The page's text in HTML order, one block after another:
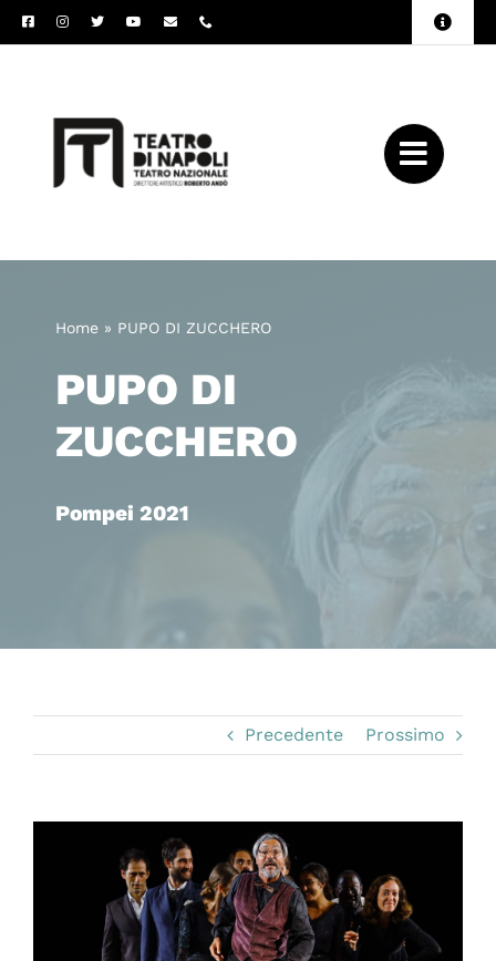
Salta
al
Toggle
Home» PUPO DI ZUCCHERO
PUPO DI
ZUCCHERO
Pompei 2021
Precedente Prossimo